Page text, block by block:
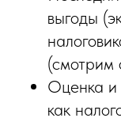
выгоды
(смотрим
Оценка и
как